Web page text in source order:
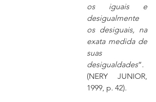
os iguais e
desigualmente
os desiguais, na
exata medida de
suas
desigualdades”.
(NERY JUNIOR,
1999, p. 42).